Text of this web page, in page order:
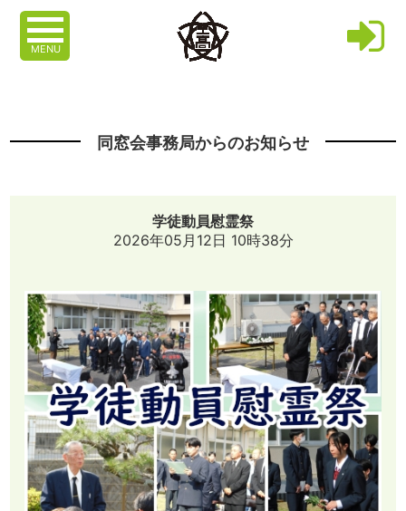
MENU
同窓会事務局からのお知らせ
学徒動員慰霊祭
2026年05月12日 10時38分